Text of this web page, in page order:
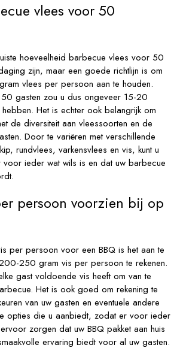
vlees voor 50
hoeveelheid barbecue vlees voor 50
zijn, maar een goede richtlijn is om
vlees per persoon aan te houden.
gasten zou u dus ongeveer 15-20
Het is echter ook belangrijk om
de diversiteit aan vleessoorten en de
Door te variëren met verschillende
rundvlees, varkensvlees en vis, kunt u
ieder wat wils is en dat uw barbecue
persoon voorzien bij op
per persoon voor een BBQ is het aan te
250 gram vis per persoon te rekenen.
gast voldoende vis heeft om van te
Het is ook goed om rekening te
van uw gasten en eventuele andere
opties die u aanbiedt, zodat er voor ieder
zorgen dat uw BBQ pakket aan huis
ervaring biedt voor al uw gasten.